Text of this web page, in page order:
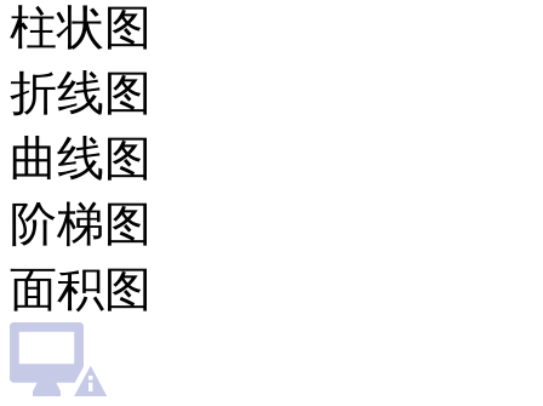
柱状图
折线图
曲线图
阶梯图
面积图